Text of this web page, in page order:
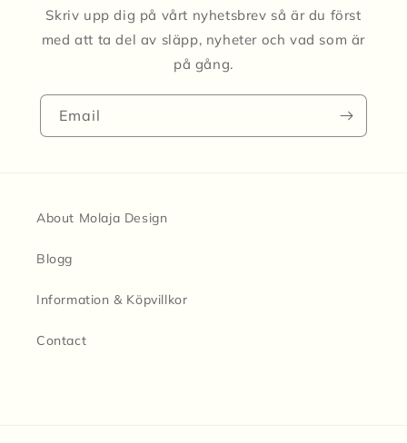
Skriv upp dig på vårt nyhetsbrev så är du först
med att ta del av släpp, nyheter och vad som är
på gång.
Email
About Molaja Design
Blogg
Information & Köpvillkor
Contact